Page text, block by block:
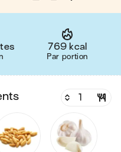
769 kcal
Par portion